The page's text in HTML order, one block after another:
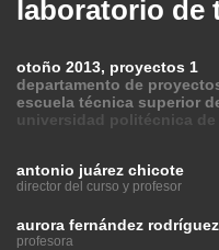
laboratorio de
otoño 2013, proyectos 1
departamento de
escuela técnica superior
universidad politécnica de
antonio juárez chicote
director del curso y profesor
aurora fernández rodríguez
profesora